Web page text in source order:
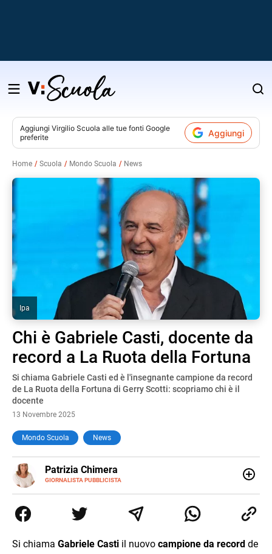
Salta
contenuto
Aggiungi Virgilio Scuola alle tue fonti Google
preferite
Aggiungi
Home Scuola Mondo Scuola News
Ipa
Chi è Gabriele Casti, docente da
record a La Ruota della Fortuna
Si chiama Gabriele Casti ed è l'insegnante campione da record
de La Ruota della Fortuna di Gerry Scotti: scopriamo chi è il
docente
13 Novembre 2025
Mondo Scuola News
Patrizia Chimera
GIORNALISTA PUBBLICISTA
E-
MAIL
LINKEDIN
collaborato con grandi gruppi editoriali e agenzie di
comunicazione specializzandosi nella scrittura di articoli
Si chiama Gabriele Casti il nuovo campione da record de